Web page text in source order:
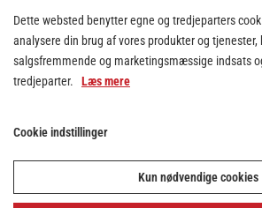
Dette websted benytter egne og tredjeparters
analysere din brug af vores produkter og
salgsfremmende og marketingsmæssige indsats
tredjeparter. Læs mere
Cookie indstillinger
Kun nødvendige cookies